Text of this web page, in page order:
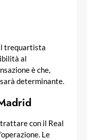
trequartista
al
è che,
determinante.
con il Real
Le